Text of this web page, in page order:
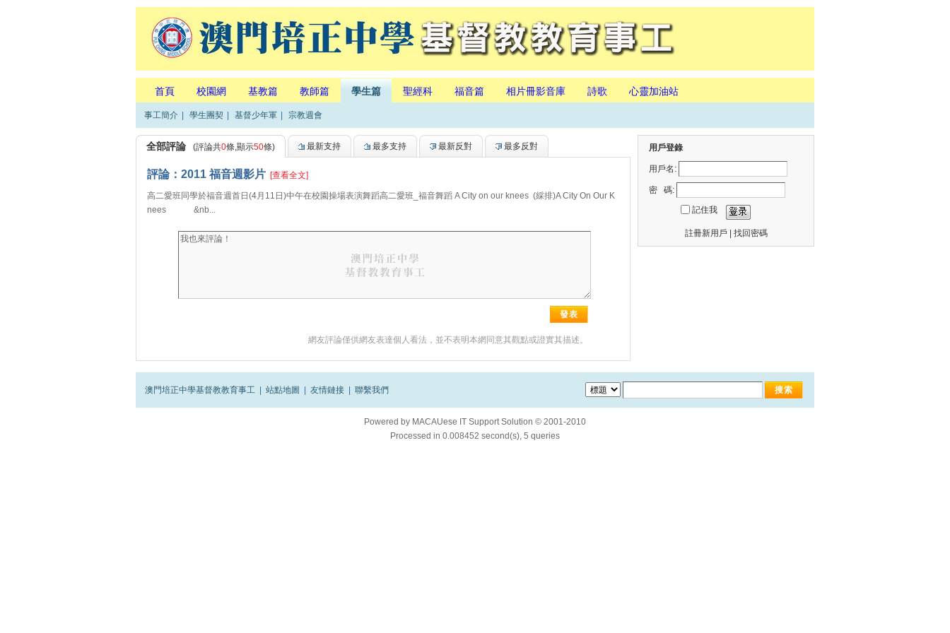
首頁 校園網 基教篇 教師篇 學生篇 聖經科 福音篇 相片冊影音庫 詩歌 心靈加油站
事工簡介 學生團契 基督少年軍 宗教週會
全部評論 (評論共0條,顯示50條) 最新支持 最多支持 最新反對 最多反對
評論：2011 福音週影片 [查看全文]
高二愛班同學於福音週首日(4月11日)中午在校園操場表演舞蹈高二愛班_福音舞蹈 A City on our knees (綵排)A City On Our K
nees &nb...
網友評論僅供網友表達個人看法，並不表明本網同意其觀點或證實其描述。
用戶登錄
用戶名:
密 碼:
記住我
註冊新用戶 找回密碼
澳門培正中學基督教教育事工 站點地圖 友情鏈接 聯繫我們
Powered by MACAUese IT Support Solution © 2001-2010
Processed in 0.008452 second(s), 5 queries